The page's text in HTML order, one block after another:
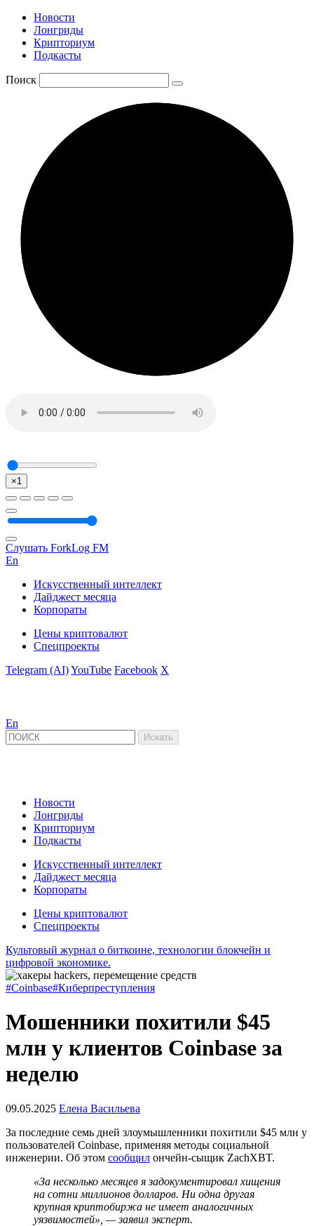
Новости
Лонгриды
Крипториум
Подкасты
Поиск
×1
Слушать ForkLog FM
En
Искусственный интеллект
Дайджест месяца
Корпораты
Цены криптовалют
Спецпроекты
Telegram (AI)YouTube Facebook X
En
Новости
Лонгриды
Крипториум
Подкасты
Искусственный интеллект
Дайджест месяца
Корпораты
Цены криптовалют
Спецпроекты
Культовый журнал о биткоине, технологии блокчейн и
цифровой экономике.
#Coinbase#Киберпреступления
Мошенники похитили $45
млн у клиентов Coinbase за
неделю
09.05.2025 Елена Васильева
За последние семь дней злоумышленники похитили $45 млн у
пользователей Coinbase, применяя методы социальной
инженерии. Об этом сообщил ончейн-сыщик ZachXBT.
«За несколько месяцев я задокументировал хищения
на сотни миллионов долларов. Ни одна другая
крупная криптобиржа не имеет аналогичных
уязвимостей», — заявил эксперт.